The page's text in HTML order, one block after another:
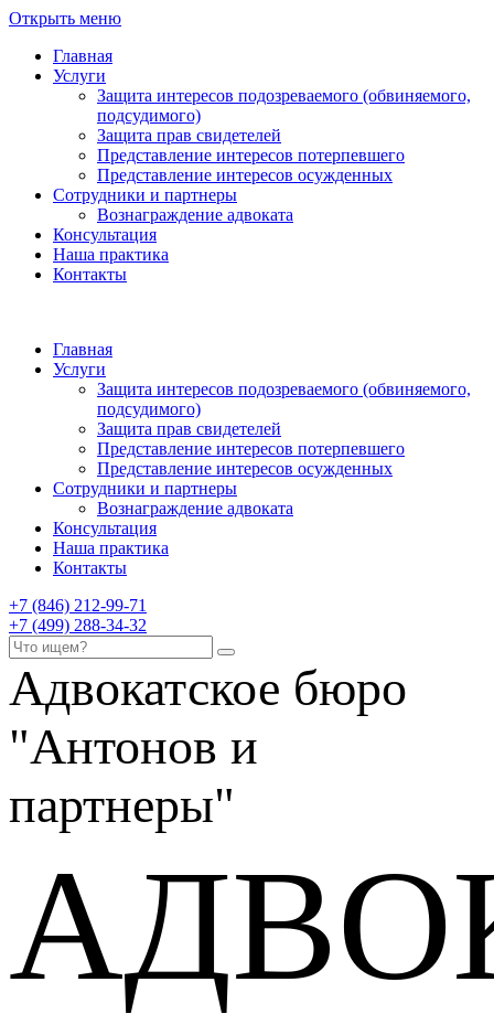
Открыть меню
Главная
Услуги
Защита интересов подозреваемого (обвиняемого,
подсудимого)
Защита прав свидетелей
Представление интересов потерпевшего
Представление интересов осужденных
Сотрудники и партнеры
Вознаграждение адвоката
Консультация
Наша практика
Контакты
Главная
Услуги
Защита интересов подозреваемого (обвиняемого,
подсудимого)
Защита прав свидетелей
Представление интересов потерпевшего
Представление интересов осужденных
Сотрудники и партнеры
Вознаграждение адвоката
Консультация
Наша практика
Контакты
+7 (846) 212-99-71
+7 (499) 288-34-32
Адвокатское бюро
"Антонов и
партнеры"